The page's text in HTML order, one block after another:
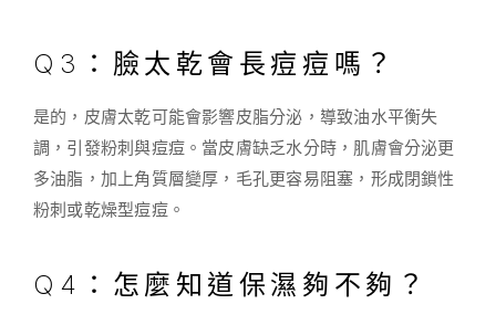
Q3：臉太乾會長痘痘嗎？
是的，皮膚太乾可能會影響皮脂分泌，導致油水平衡失
調，引發粉刺與痘痘。當皮膚缺乏水分時，肌膚會分泌更
多油脂，加上角質層變厚，毛孔更容易阻塞，形成閉鎖性
粉刺或乾燥型痘痘。
Q4：怎麼知道保濕夠不夠？